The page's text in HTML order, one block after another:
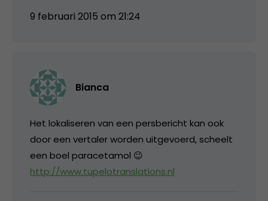
9 februari 2015 om 21:24
Bianca
Het lokaliseren van een persbericht kan ook
door een vertaler worden uitgevoerd, scheelt
een boel paracetamol 😉
http://www.tupelotranslations.nl